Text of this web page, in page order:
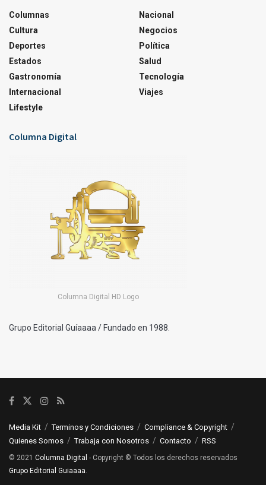
Columnas
Cultura
Deportes
Estados
Gastronomía
Internacional
Lifestyle
Nacional
Negocios
Política
Salud
Tecnología
Viajes
Columna Digital
Columna Digital HD Logo
Grupo Editorial Guíaaaa / Fundado en 1988.
Media Kit Terminos y Condiciones
Compliance & Copyright
Quienes Somos
Trabaja con Nosotros Contacto RSS
© 2021 Columna Digital - Copyright © Todos los derechos reservados
Grupo Editorial Guiaaaa.